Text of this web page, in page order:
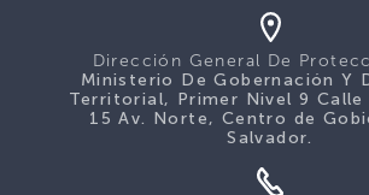
Dirección General De
Ministerio De Gobernación Y
Territorial, Primer Nivel 9 Calle
15 Av. Norte, Centro de
Salvador.